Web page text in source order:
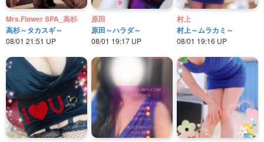
Mrs.Flower SPA_高杉
高杉～タカスギ～
08/01 21:51 UP
原田
原田～ハラダ～
08/01 19:17 UP
村上
村上～ムラカミ～
08/01 19:16 UP